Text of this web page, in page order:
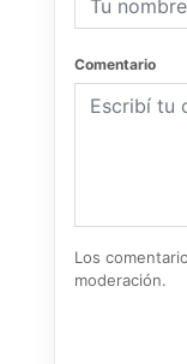
Comentario
Los
moderación.